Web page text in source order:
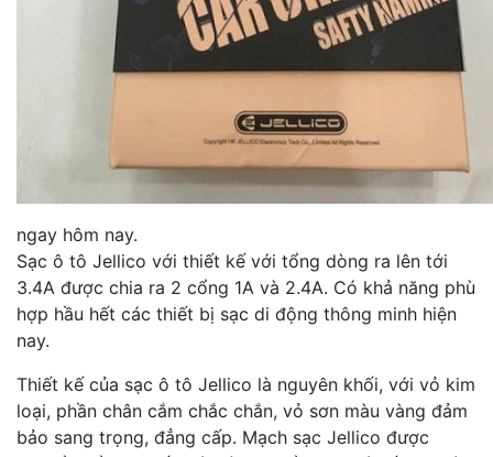
ngay hôm nay.
Sạc ô tô Jellico với thiết kế với tổng dòng ra lên tới
3.4A được chia ra 2 cổng 1A và 2.4A. Có khả năng phù
hợp hầu hết các thiết bị sạc di động thông minh hiện
nay.
Thiết kế của sạc ô tô Jellico là nguyên khối, với vỏ kim
loại, phần chân cắm chắc chắn, vỏ sơn màu vàng đảm
bảo sang trọng, đẳng cấp. Mạch sạc Jellico được